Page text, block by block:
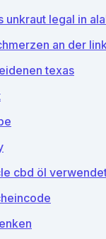
unkraut legal in
an der
texas
cbd öl